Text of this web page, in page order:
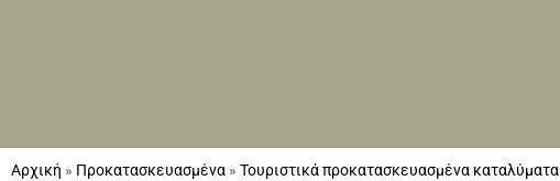
Αρχική » Προκατασκευασμένα » Τουριστικά προκατασκευασμένα καταλύματα